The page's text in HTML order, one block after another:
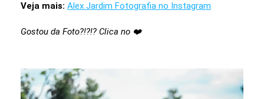
Veja mais: Alex Jardim Fotografia no Instagram
Gostou da Foto?!?!? Clica no ❤️